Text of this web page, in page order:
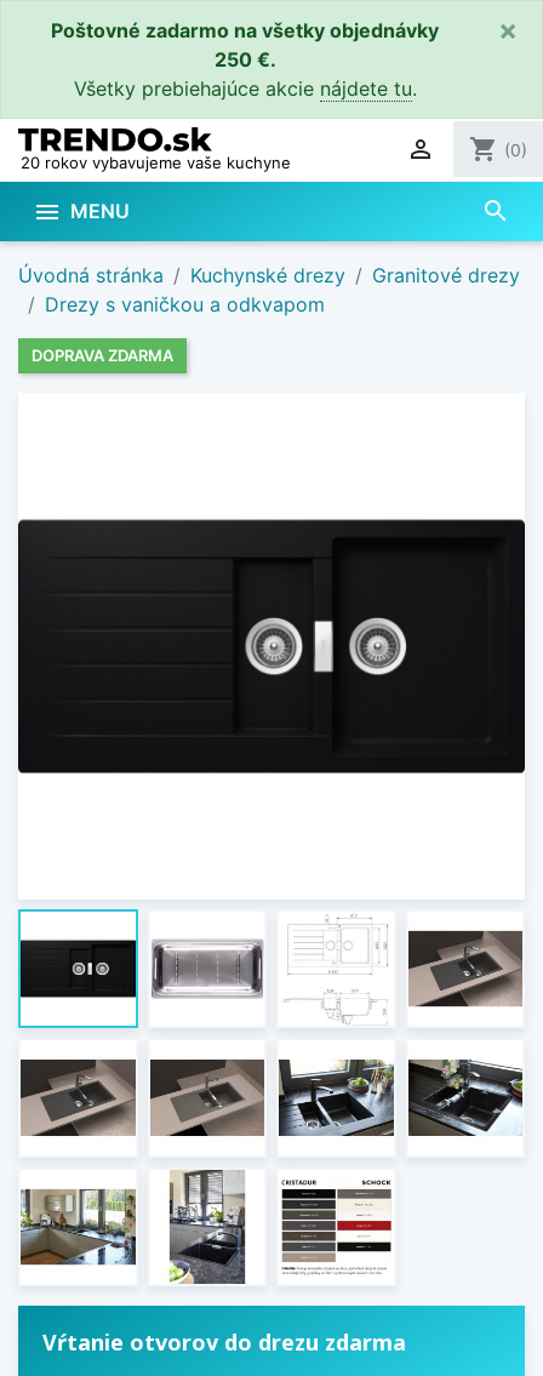
Poštovné zadarmo na všetky objednávky
250 €.
Všetky prebiehajúce akcie nájdete tu.
×
20 rokov vybavujeme vaše kuchyne  shopping_cart (0)
 MENU search
Úvodná stránka Kuchynské drezy
Granitové drezy
Drezy s vaničkou a odkvapom
DOPRAVA ZDARMA
Vŕtanie otvorov do drezu zdarma